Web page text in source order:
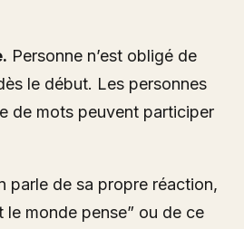
Personne n’est obligé de
le début. Les personnes
de mots peuvent participer
parle de sa propre réaction,
le monde pense” ou de ce